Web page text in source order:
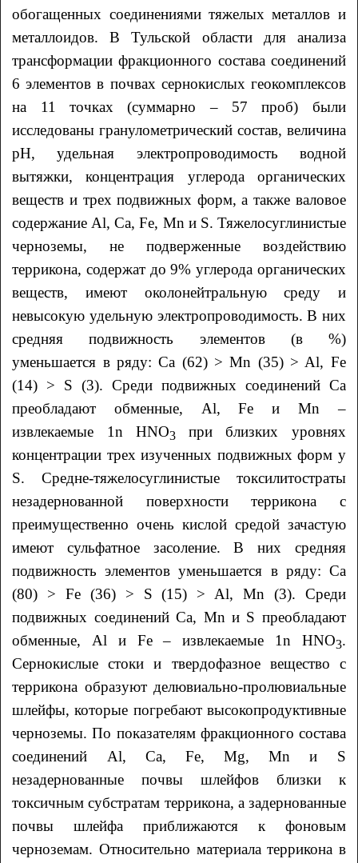
обогащенных соединениями тяжелых металлов и
металлоидов. В Тульской области для анализа
трансформации фракционного состава соединений
6 элементов в почвах сернокислых геокомплексов
на 11 точках (суммарно – 57 проб) были
исследованы гранулометрический состав, величина
рН, удельная электропроводимость водной
вытяжки, концентрация углерода органических
веществ и трех подвижных форм, а также валовое
содержание Al, Ca, Fe, Mn и S. Тяжелосуглинистые
черноземы, не подверженные воздействию
террикона, содержат до 9% углерода органических
веществ, имеют околонейтральную среду и
невысокую удельную электропроводимость. В них
средняя подвижность элементов (в %)
уменьшается в ряду: Ca (62) > Mn (35) > Al, Fe
(14) > S (3). Среди подвижных соединений Ca
преобладают обменные, Al, Fe и Mn –
извлекаемые 1n HNO3
при близких уровнях
концентрации трех изученных подвижных форм у
S. Средне-тяжелосуглинистые токсилитостраты
незадернованной поверхности террикона с
преимущественно очень кислой средой зачастую
имеют сульфатное засоление. В них средняя
подвижность элементов уменьшается в ряду: Ca
(80) > Fe (36) > S (15) > Al, Mn (3). Среди
подвижных соединений Ca, Mn и S преобладают
обменные, Al и Fe – извлекаемые 1n HNO3.
Сернокислые стоки и твердофазное вещество с
террикона образуют делювиально-пролювиальные
шлейфы, которые погребают высокопродуктивные
черноземы. По показателям фракционного состава
соединений Al, Ca, Fe, Mg, Mn и S
незадернованные почвы шлейфов близки к
токсичным субстратам террикона, а задернованные
почвы шлейфа приближаются к фоновым
черноземам. Относительно материала террикона в